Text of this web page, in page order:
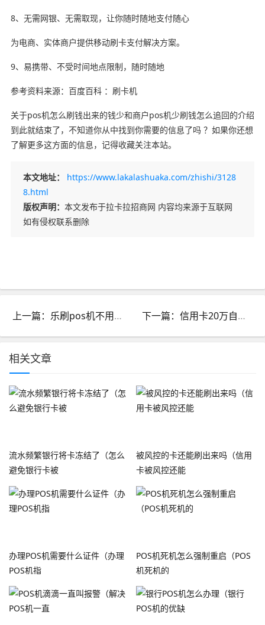
8、无需网银、无需取现，让你随时随地支付随心
为电商、实体商户提供移动刷卡支付解决方案。
9、易携带、不受时间地点限制，随时随地
参考资料来源：百度百科 ：刷卡机
关于pos机怎么刷钱出来的钱少和商户pos机少刷钱怎么追回的介绍
到此就结束了，不知道你从中找到你需要的信息了吗 ？如果你还想
了解更多这方面的信息，记得收藏关注本站。
本文地址：
https://www.lakalashuaka.com/zhishi/3128
8.html
版权声明： 本文发布于拉卡拉招商网 内容均来源于互联网
如有侵权联系删除
上一篇：乐刷pos机不用了会产生费用吗_乐刷pos机费率多少安全吗 下一篇：信用卡20万自救方法_信用卡20万怎么翻身
相关文章
流水频繁银行将卡冻结了（怎么
避免银行卡被
被风控的卡还能刷出来吗（信用
卡被风控还能
办理POS机需要什么证件（办理
POS机指
POS机死机怎么强制重启（POS
机死机的